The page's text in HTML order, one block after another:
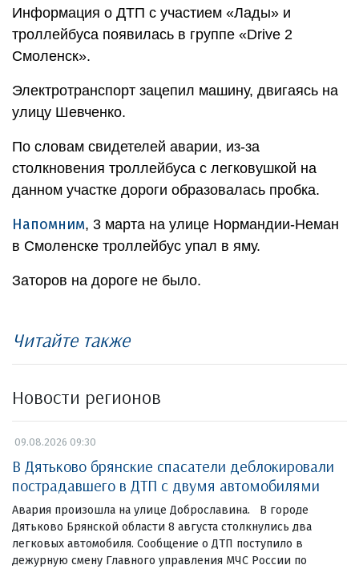
Информация о ДТП с участием «Лады» и
троллейбуса появилась в группе «Drive 2
Смоленск».
Электротранспорт зацепил машину, двигаясь на
улицу Шевченко.
По словам свидетелей аварии, из-за
столкновения троллейбуса с легковушкой на
данном участке дороги образовалась пробка.
Напомним, 3 марта на улице Нормандии-Неман
в Смоленске троллейбус упал в яму.
Заторов на дороге не было.
Читайте также
Новости регионов
09.08.2026 09:30
В Дятьково брянские спасатели деблокировали
пострадавшего в ДТП с двумя автомобилями
Авария произошла на улице Доброславина. В городе
Дятьково Брянской области 8 августа столкнулись два
легковых автомобиля. Сообщение о ДТП поступило в
дежурную смену Главного управления МЧС России по